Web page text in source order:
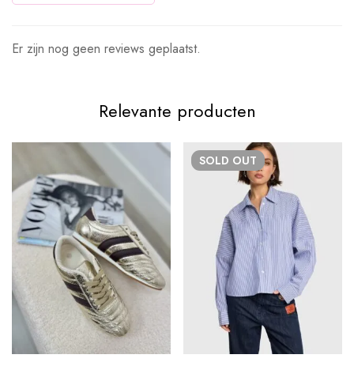
Er zijn nog geen reviews geplaatst.
Relevante producten
SOLD OUT